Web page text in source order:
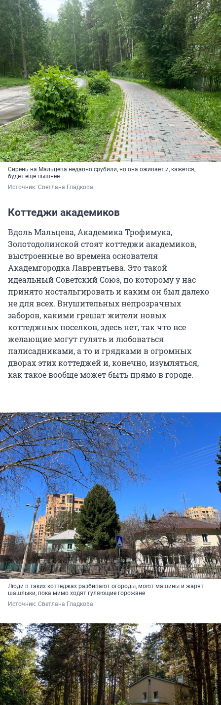
Сирень на Мальцева недавно срубили, но она оживает и, кажется,
будет еще пышнее
Источник: Светлана Гладкова
Коттеджи академиков
Вдоль Мальцева, Академика Трофимука,
Золотодолинской стоят коттеджи академиков,
выстроенные во времена основателя
Академгородка Лаврентьева. Это такой
идеальный Советский Союз, по которому у нас
принято ностальгировать и каким он был далеко
не для всех. Внушительных непрозрачных
заборов, какими грешат жители новых
коттеджных поселков, здесь нет, так что все
желающие могут гулять и любоваться
палисадниками, а то и грядками в огромных
дворах этих коттеджей и, конечно, изумляться,
как такое вообще может быть прямо в городе.
Люди в таких коттеджах разбивают огороды, моют машины и жарят
шашлыки, пока мимо ходят гуляющие горожане
Источник: Светлана Гладкова